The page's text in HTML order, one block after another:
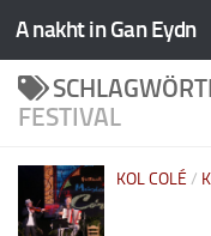
A nakht in Gan Eydn
FESTIVAL
KOL COLÉ /